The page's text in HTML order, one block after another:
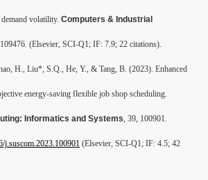
volatility. Computers & Industrial
109476. (Elsevier, SCI-Q1; IF: 7.9; 22 citations).
H., Liu*, S.Q., He, Y., & Tang, B. (2023). Enhanced
energy-saving flexible job shop scheduling.
Informatics and Systems , 39, 100901.
j.suscom.2023.100901 (Elsevier, SCI-Q1; IF: 4.5; 42